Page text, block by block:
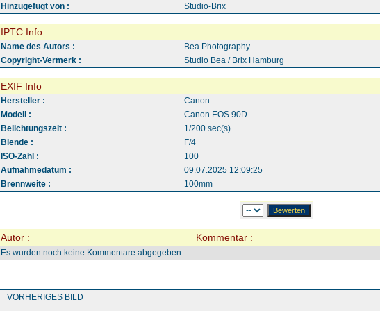
Hinzugefügt von :
Studio-Brix
IPTC Info
Name des Autors :
Bea Photography
Copyright-Vermerk :
Studio Bea / Brix Hamburg
EXIF Info
Hersteller :
Canon
Modell :
Canon EOS 90D
Belichtungszeit :
1/200 sec(s)
Blende :
F/4
ISO-Zahl :
100
Aufnahmedatum :
09.07.2025 12:09:25
Brennweite :
100mm
Autor : Kommentar :
Es wurden noch keine Kommentare abgegeben.
VORHERIGES BILD